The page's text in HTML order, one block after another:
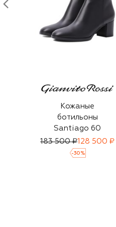
Кожаные
ботильоны
Santiago 60
183 500 ₽128 500 ₽
-30 %